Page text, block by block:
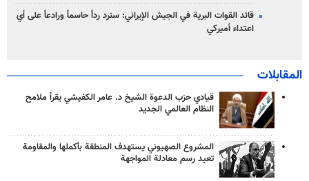
قائد القوات البرية في الجيش الإيراني: سنرد رداً حاسماً ورادعاً على أي
اعتداء أميركي
المقابلات
قيادي حزب الدعوة الشيخ د. عامر الكفيشي يقرأ ملامح
النظام العالمي الجديد
المشروع الصهيوني يستهدف المنطقة بأكملها والمقاومة
تعيد رسم معادلة المواجهة